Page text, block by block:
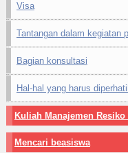
Visa
Tantangan dalam kegiatan
Bagian konsultasi
Hal-hal yang harus
Kuliah Manajemen
Mencari beasiswa